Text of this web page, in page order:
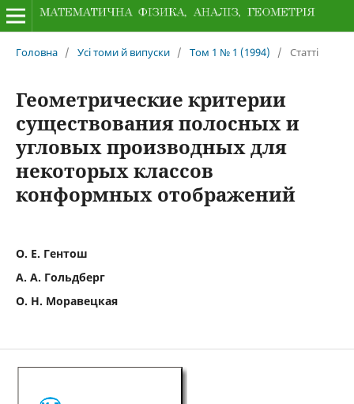
Головна / Усі томи й випуски / Том 1 № 1 (1994) / Статті
Геометрические критерии
существования полосных и
угловых производных для
некоторых классов
конформных отображений
О. Е. Гентош
А. А. Гольдберг
О. Н. Моравецкая